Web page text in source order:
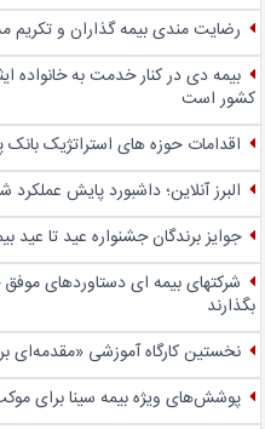
رضایت مندی بیمه گذاران و تکریم
بیمه دی در کنار خدمت به خانواده
کشور است
اقدامات حوزه های استراتژیک بانک
البرز آنلاین؛ داشبورد پایش عملکرد
جوایز برندگان جشنواره عید تا عید
شرکتهای بیمه ای دستاوردهای موفق
بگذارند
نخستین کارگاه آموزشی «مقدمه‌ای بر
پوشش‌های ویژه بیمه سینا برای